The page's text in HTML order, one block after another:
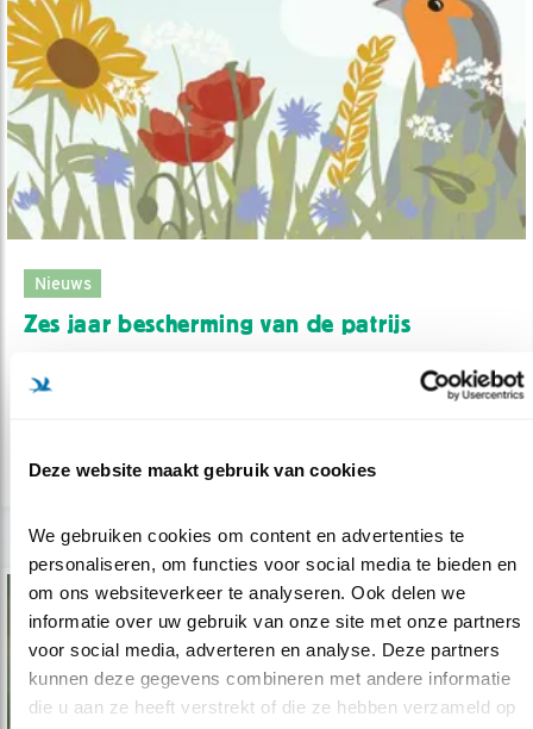
Deze website maakt gebruik van cookies
We gebruiken cookies om content en advertenties te
personaliseren, om functies voor social media te bieden en
om ons websiteverkeer te analyseren. Ook delen we
informatie over uw gebruik van onze site met onze partners
voor social media, adverteren en analyse. Deze partners
kunnen deze gegevens combineren met andere informatie
die u aan ze heeft verstrekt of die ze hebben verzameld op
Nieuws
Zes jaar bescherming van de patrijs
Resultaten uit Brabant en Zeeland van het
PARTRIDGE-project.
lees meer